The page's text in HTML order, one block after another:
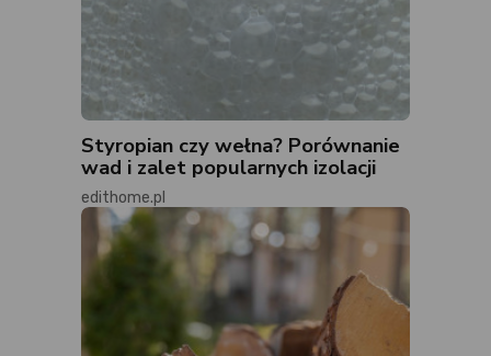
Styropian czy wełna? Porównanie
wad i zalet popularnych izolacji
edithome.pl